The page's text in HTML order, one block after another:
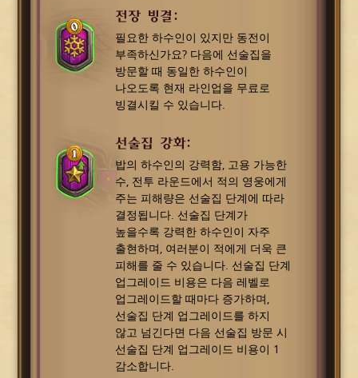
전장 빙결:
필요한 하수인이 있지만 동전이
부족하신가요? 다음에 선술집을
방문할 때 동일한 하수인이
나오도록 현재 라인업을 무료로
빙결시킬 수 있습니다.
선술집 강화:
밥의 하수인의 강력함, 고용 가능한
수, 전투 라운드에서 적의 영웅에게
주는 피해량은 선술집 단계에 따라
결정됩니다. 선술집 단계가
높을수록 강력한 하수인이 자주
출현하며, 여러분이 적에게 더욱 큰
피해를 줄 수 있습니다. 선술집 단계
업그레이드 비용은 다음 레벨로
업그레이드할 때마다 증가하며,
선술집 단계 업그레이드를 하지
않고 넘긴다면 다음 선술집 방문 시
선술집 단계 업그레이드 비용이 1
감소합니다.